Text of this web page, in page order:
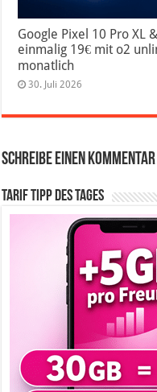
Google Pixel 10 Pro XL
einmalig 19€ mit o2
monatlich
30. Juli 2026
Schreibe einen Kommentar
Tarif Tipp des Tages